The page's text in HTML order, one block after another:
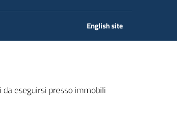
English site
eseguirsi presso immobili